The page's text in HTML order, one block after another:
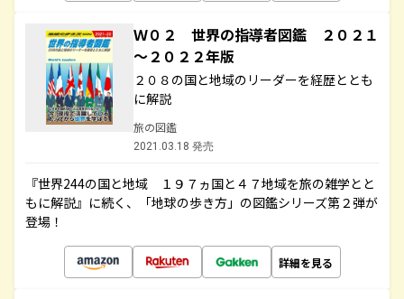
Ｗ０２ 世界の指導者図鑑 ２０２１
～２０２２年版
２０８の国と地域のリーダーを経歴ととも
に解説
旅の図鑑
2021.03.18 発売
『世界244の国と地域 １９７ヵ国と４７地域を旅の雑学とと
もに解説』に続く、「地球の歩き方」の図鑑シリーズ第２弾が
登場！
詳細を見る